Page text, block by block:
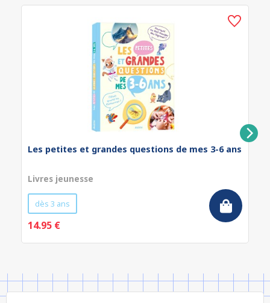
Les petites et grandes questions de mes 3-6 ans
Livres jeunesse
dès 3 ans
14.95 €